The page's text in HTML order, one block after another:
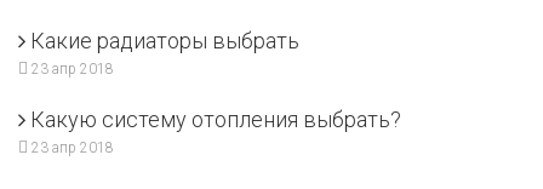
Какие радиаторы выбрать
23 апр 2018
Какую систему отопления выбрать?
23 апр 2018